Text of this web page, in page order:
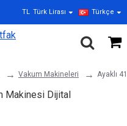
TL Türk Lirası Türkçe
Vakum Makineleri Ayaklı